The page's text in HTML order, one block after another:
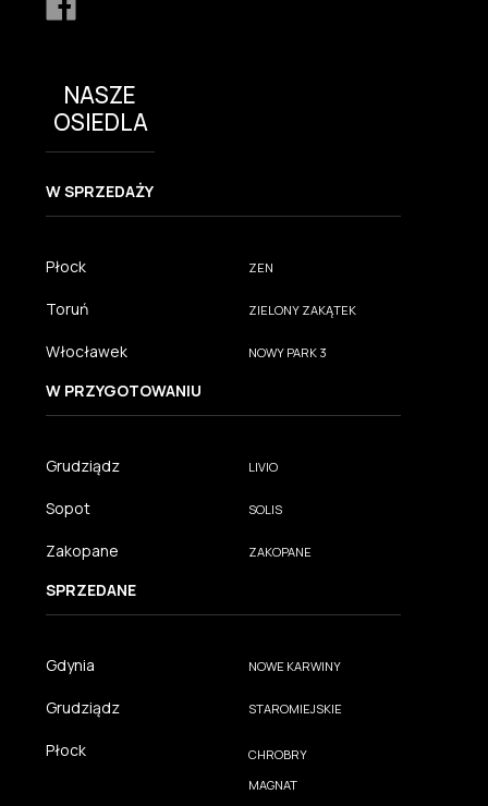
NASZE
OSIEDLA
W SPRZEDAŻY
Płock ZEN
Toruń ZIELONY ZAKĄTEK
Włocławek NOWY PARK 3
W PRZYGOTOWANIU
Grudziądz LIVIO
Sopot SOLIS
Zakopane ZAKOPANE
SPRZEDANE
Gdynia NOWE KARWINY
Grudziądz STAROMIEJSKIE
Płock
CHROBRY
MAGNAT